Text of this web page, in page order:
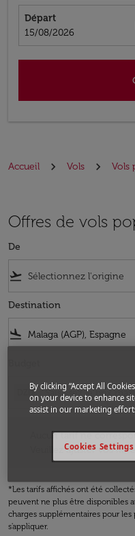
Départ
fc-booking-departure-
15/08/2026
Accueil Vols Vols
Offres de vols
De
flight_takeoff
Destination
flight_land
Aucun tarif ne
Veuillez ajuster vos
*Les tarifs affichés ont été
peuvent ne plus être disponibles
charges supplémentaires pour
s'appliquer.
By clicking “Accept All
on your device to enhance
assist in our marketing
Cookies Settings